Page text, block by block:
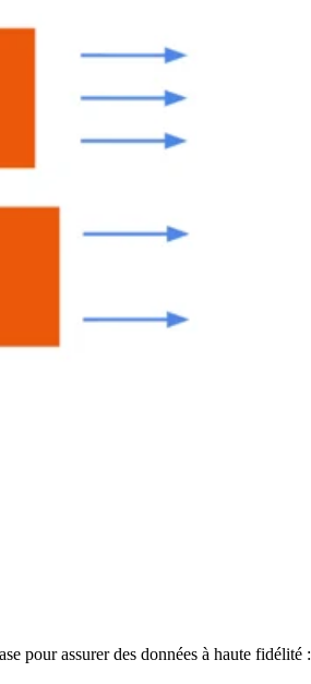
pour assurer des données à haute fidélité :